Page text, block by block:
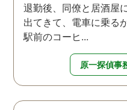
退勤後、同僚と居酒屋
出てきて、電車に乗る
駅前のコーヒ...
原一探偵事